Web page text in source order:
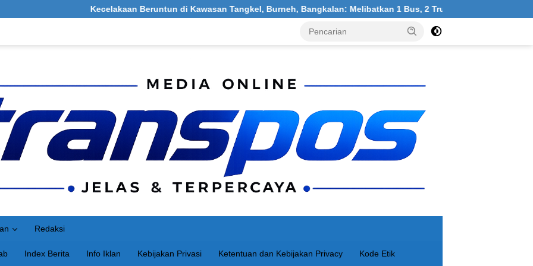
Kecelakaan Beruntun di Kawasan Tangkel, Burneh, Bangkalan: Melibatkan 1 Bus, 2 Truk, 1 Mobil, 1 Sepeda Motor
Redaksi
Index Berita Info Iklan Kebijakan Privasi Ketentuan dan Kebijakan Privacy Kode Etik